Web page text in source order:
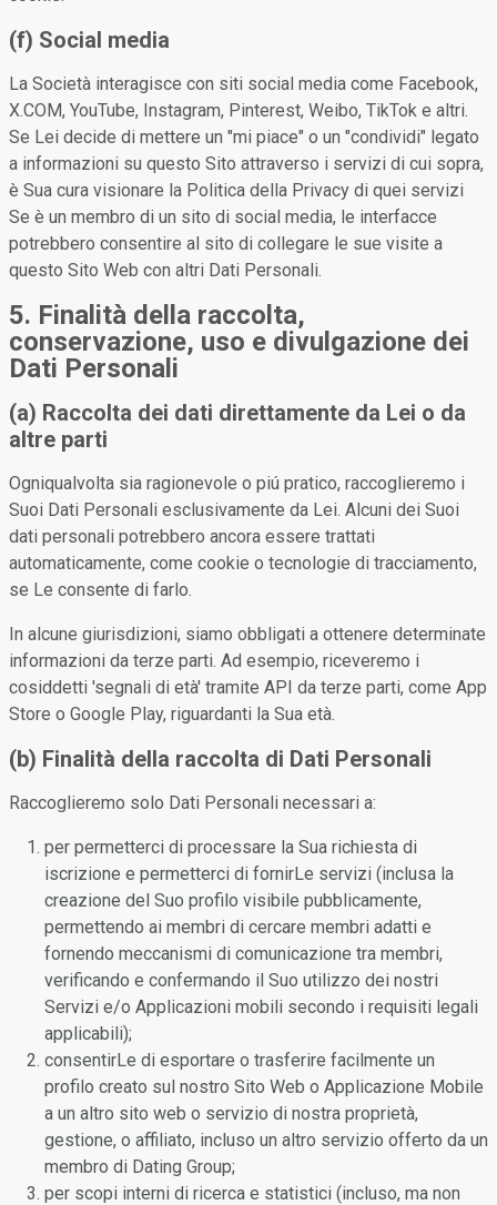
(f) Social media
La Società interagisce con siti social media come Facebook,
X.COM, YouTube, Instagram, Pinterest, Weibo, TikTok e altri.
Se Lei decide di mettere un "mi piace" o un "condividi" legato
a informazioni su questo Sito attraverso i servizi di cui sopra,
è Sua cura visionare la Politica della Privacy di quei servizi
Se è un membro di un sito di social media, le interfacce
potrebbero consentire al sito di collegare le sue visite a
questo Sito Web con altri Dati Personali.
5. Finalità della raccolta,
conservazione, uso e divulgazione dei
Dati Personali
(a) Raccolta dei dati direttamente da Lei o da
altre parti
Ogniqualvolta sia ragionevole o piú pratico, raccoglieremo i
Suoi Dati Personali esclusivamente da Lei. Alcuni dei Suoi
dati personali potrebbero ancora essere trattati
automaticamente, come cookie o tecnologie di tracciamento,
se Le consente di farlo.
In alcune giurisdizioni, siamo obbligati a ottenere determinate
informazioni da terze parti. Ad esempio, riceveremo i
cosiddetti 'segnali di età' tramite API da terze parti, come App
Store o Google Play, riguardanti la Sua età.
(b) Finalità della raccolta di Dati Personali
Raccoglieremo solo Dati Personali necessari a:
per permetterci di processare la Sua richiesta di
iscrizione e permetterci di fornirLe servizi (inclusa la
creazione del Suo profilo visibile pubblicamente,
permettendo ai membri di cercare membri adatti e
fornendo meccanismi di comunicazione tra membri,
verificando e confermando il Suo utilizzo dei nostri
Servizi e/o Applicazioni mobili secondo i requisiti legali
applicabili);
consentirLe di esportare o trasferire facilmente un
profilo creato sul nostro Sito Web o Applicazione Mobile
a un altro sito web o servizio di nostra proprietà,
gestione, o affiliato, incluso un altro servizio offerto da un
membro di Dating Group;
per scopi interni di ricerca e statistici (incluso, ma non